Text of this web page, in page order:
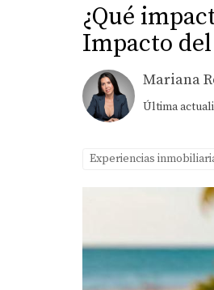
¿Qué
Impacto
Mariana
Última
Experiencias